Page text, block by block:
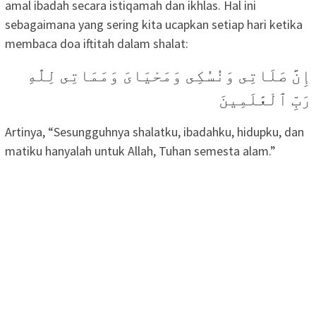
amal ibadah secara istiqamah dan ikhlas. Hal ini
sebagaimana yang sering kita ucapkan setiap hari ketika
membaca doa iftitah dalam shalat:
إِنَّ صَلَاتِى وَنُسُكِى وَمَحْيَاىَ وَمَمَاتِى لِلّٰهِ
رَبِّ ٱلْعَٰلَمِينَ
Artinya, “Sesungguhnya shalatku, ibadahku, hidupku, dan
matiku hanyalah untuk Allah, Tuhan semesta alam.”